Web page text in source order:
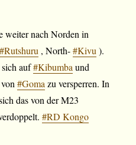
weiter nach Norden in
#Rutshuru , North-#Kivu).
sich auf#Kibumbaund
von#Gomazu versperren. In
das von der M23
#RD Kongo